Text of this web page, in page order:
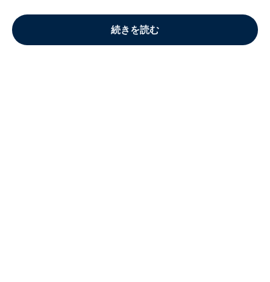
続きを読む